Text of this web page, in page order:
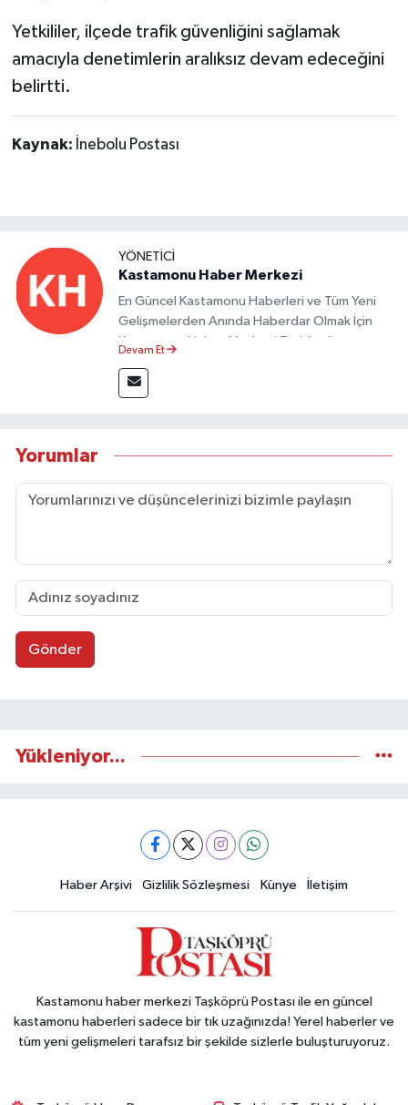
Yetkililer, ilçede trafik güvenliğini sağlamak
amacıyla denetimlerin aralıksız devam edeceğini
belirtti.
Kaynak: İnebolu Postası
YÖNETICI
Kastamonu Haber Merkezi
En Güncel Kastamonu Haberleri ve Tüm Yeni
Gelişmelerden Anında Haberdar Olmak İçin
Kastamonu Haber Merkezi Taşköprü
Devam Et
Yorumlar
Gönder
Yükleniyor...
Haber Arşivi Gizlilik Sözleşmesi Künye İletişim
Kastamonu haber merkezi Taşköprü Postası ile en güncel
kastamonu haberleri sadece bir tık uzağınızda! Yerel haberler ve
tüm yeni gelişmeleri tarafsız bir şekilde sizlerle buluşturuyoruz.